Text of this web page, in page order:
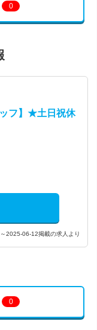
0
フ】★土日祝休
2025-06-12掲載の求人より
0